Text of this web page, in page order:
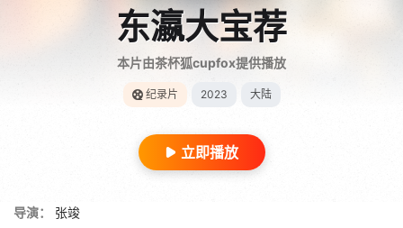
东瀛大宝荐
本片由茶杯狐cupfox提供播放
纪录片 2023 大陆
立即播放
导演：
张竣